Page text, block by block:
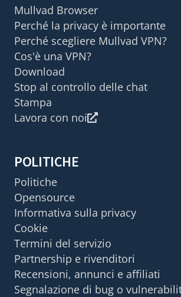
Mullvad Browser
Perché la privacy è importante
Perché scegliere Mullvad VPN?
Cos'è una VPN?
Download
Stop al controllo delle chat
Stampa
Lavora con noi
POLITICHE
Politiche
Opensource
Informativa sulla privacy
Cookie
Termini del servizio
Partnership e rivenditori
Recensioni, annunci e affiliati
Segnalazione di bug o